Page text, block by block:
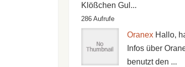
Klößchen Gul...
286 Aufrufe
Oranex Hallo,
Infos über
benutzt den ...